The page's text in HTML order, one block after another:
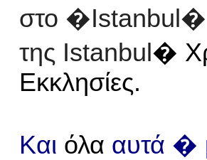
στο
της Istanbul �
Εκκλησίες.
Και όλα αυτά �